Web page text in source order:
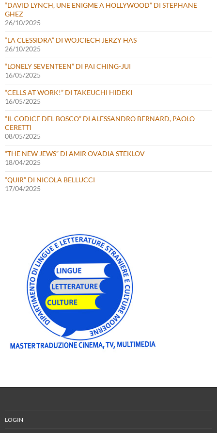
“DAVID LYNCH, UNE ENIGME A HOLLYWOOD” DI STEPHANE
GHEZ
26/10/2025
“LA CLESSIDRA” DI WOJCIECH JERZY HAS
26/10/2025
“LONELY SEVENTEEN” DI PAI CHING-JUI
16/05/2025
“CELLS AT WORK!” DI TAKEUCHI HIDEKI
16/05/2025
“IL CODICE DEL BOSCO” DI ALESSANDRO BERNARD, PAOLO
CERETTI
08/05/2025
“THE NEW JEWS” DI AMIR OVADIA STEKLOV
18/04/2025
“QUIR” DI NICOLA BELLUCCI
17/04/2025
LOGIN